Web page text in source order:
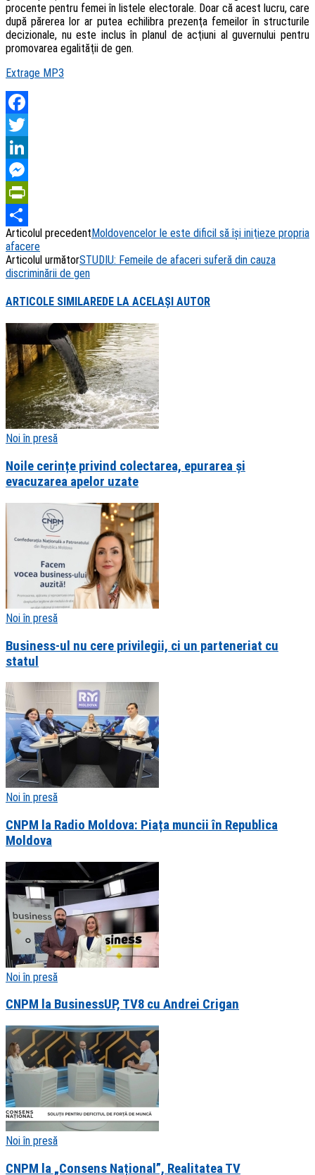
procente pentru femei în listele electorale. Doar că acest lucru, care
după părerea lor ar putea echilibra prezenţa femeilor în structurile
decizionale, nu este inclus în planul de acţiuni al guvernului pentru
promovarea egalităţii de gen.
Extrage MP3
Facebook
Twitter
LinkedIn
Messenger
PrintFriendly
Share
Articolul precedentMoldovencelor le este dificil să îşi iniţieze propria
afacere
Articolul următorSTUDIU: Femeile de afaceri suferă din cauza
discriminării de gen
ARTICOLE SIMILAREDE LA ACELAȘI AUTOR
Noi în presă
Noile cerințe privind colectarea, epurarea și
evacuzarea apelor uzate
Noi în presă
Business-ul nu cere privilegii, ci un parteneriat cu
statul
Noi în presă
CNPM la Radio Moldova: Piața muncii în Republica
Moldova
Noi în presă
CNPM la BusinessUP, TV8 cu Andrei Crigan
Noi în presă
CNPM la „Consens Național”, Realitatea TV